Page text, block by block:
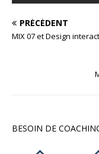
PRÉCÉDENT
MIX 07 et Design
BESOIN DE